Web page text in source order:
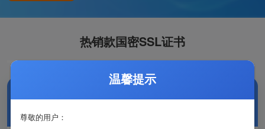
热销款国密SSL证书
温馨提示
尊敬的用户：